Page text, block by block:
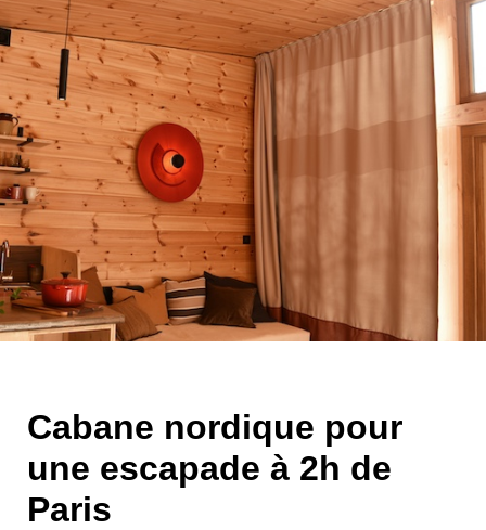
Cabane nordique pour
une escapade à 2h de
Paris